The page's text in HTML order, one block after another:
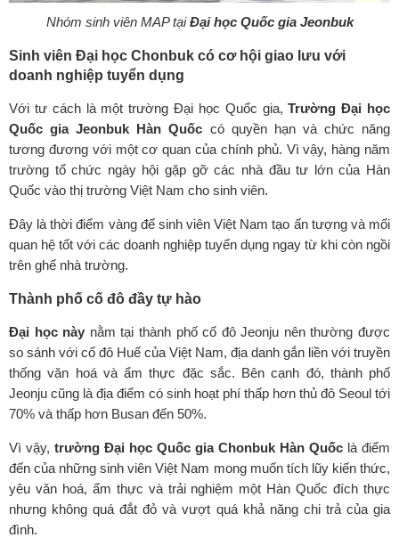
Nhóm sinh viên MAP tạiĐại học Quốc gia Jeonbuk
Sinh viên Đại học Chonbuk có cơ hội giao lưu với
doanh nghiệp tuyển dụng
Với tư cách là một trường Đại học Quốc gia, Trường Đại học
Quốc gia Jeonbuk Hàn Quốc có quyền hạn và chức năng
tương đương với một cơ quan của chính phủ. Vì vậy, hàng năm
trường tổ chức ngày hội gặp gỡ các nhà đầu tư lớn của Hàn
Quốc vào thị trường Việt Nam cho sinh viên.
Đây là thời điểm vàng để sinh viên Việt Nam tạo ấn tượng và mối
quan hệ tốt với các doanh nghiệp tuyển dụng ngay từ khi còn ngồi
trên ghế nhà trường.
Thành phố cố đô đầy tự hào
Đại học này nằm tại thành phố cố đô Jeonju nên thường được
so sánh với cố đô Huế của Việt Nam, địa danh gắn liền với truyền
thống văn hoá và ẩm thực đặc sắc. Bên cạnh đó, thành phố
Jeonju cũng là địa điểm có sinh hoạt phí thấp hơn thủ đô Seoul tới
70% và thấp hơn Busan đến 50%.
Vì vậy, trường Đại học Quốc gia Chonbuk Hàn Quốc là điểm
đến của những sinh viên Việt Nam mong muốn tích lũy kiến thức,
yêu văn hoá, ẩm thực và trải nghiệm một Hàn Quốc đích thực
nhưng không quá đắt đỏ và vượt quá khả năng chi trả của gia
đình.